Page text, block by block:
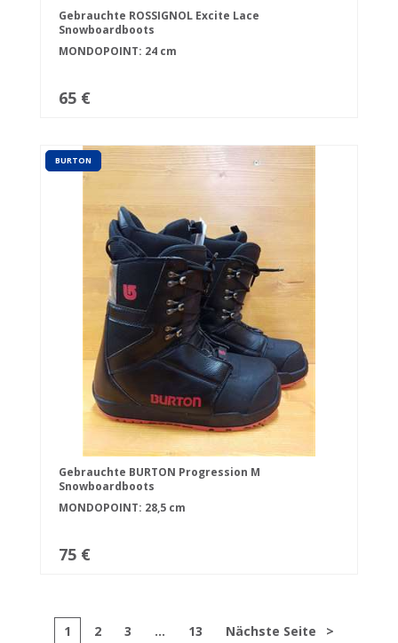
Gebrauchte ROSSIGNOL Excite Lace
Snowboardboots
MONDOPOINT: 24 cm
65 €
BURTON
Gebrauchte BURTON Progression M
Snowboardboots
MONDOPOINT: 28,5 cm
75 €
1 2 3 ... 13 Nächste Seite >